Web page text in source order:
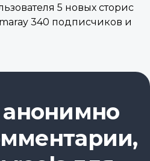
5 новых сторис
340 подписчиков и